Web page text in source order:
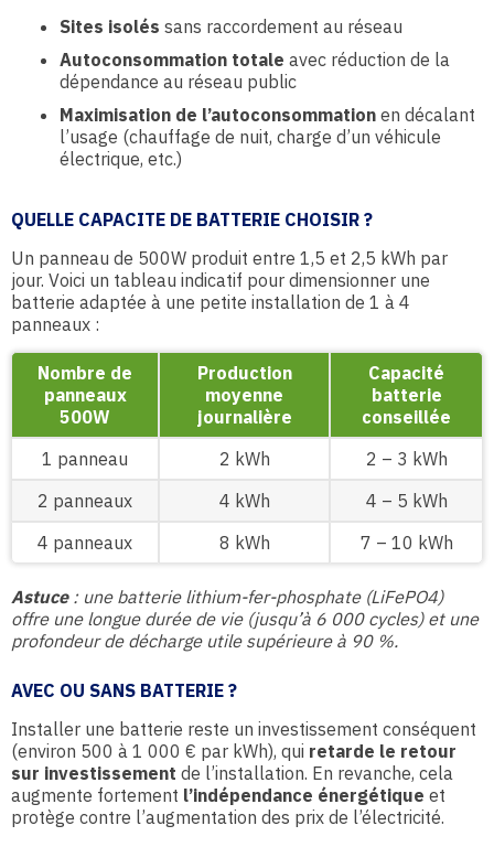
Sites isolés sans raccordement au réseau
Autoconsommation totale avec réduction de la
dépendance au réseau public
Maximisation de l’autoconsommation en décalant
l’usage (chauffage de nuit, charge d’un véhicule
électrique, etc.)
QUELLE CAPACITE DE BATTERIE CHOISIR ?
Un panneau de 500W produit entre 1,5 et 2,5 kWh par
jour. Voici un tableau indicatif pour dimensionner une
batterie adaptée à une petite installation de 1 à 4
panneaux :
Nombre de
panneaux
500W
Production
moyenne
journalière
Capacité
batterie
conseillée
1 panneau
2 kWh
2 – 3 kWh
2 panneaux
4 kWh
4 – 5 kWh
4 panneaux
8 kWh 7 – 10 kWh
Astuce: une batterie lithium-fer-phosphate (LiFePO4)
offre une longue durée de vie (jusqu’à 6 000 cycles) et une
profondeur de décharge utile supérieure à 90 %.
AVEC OU SANS BATTERIE ?
Installer une batterie reste un investissement conséquent
(environ 500 à 1 000 € par kWh), qui retarde le retour
sur investissement de l’installation. En revanche, cela
augmente fortement l’indépendance énergétique et
protège contre l’augmentation des prix de l’électricité.